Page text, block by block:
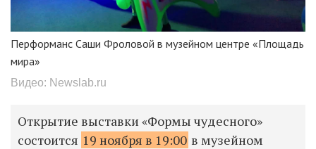
Перформанс Саши Фроловой в музейном центре «Площадь
мира»
Видео: Newslab.ru
Открытие выставки «Формы чудесного»
состоится 19 ноября в 19:00 в музейном